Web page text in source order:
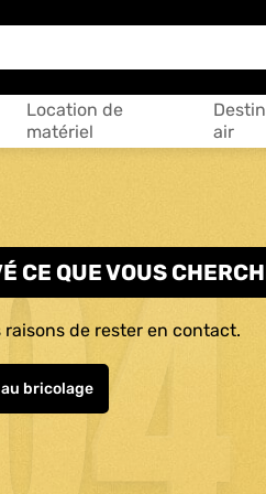
Location de
matériel
air
CE QUE VOUS
raisons de rester en contact.
bricolage